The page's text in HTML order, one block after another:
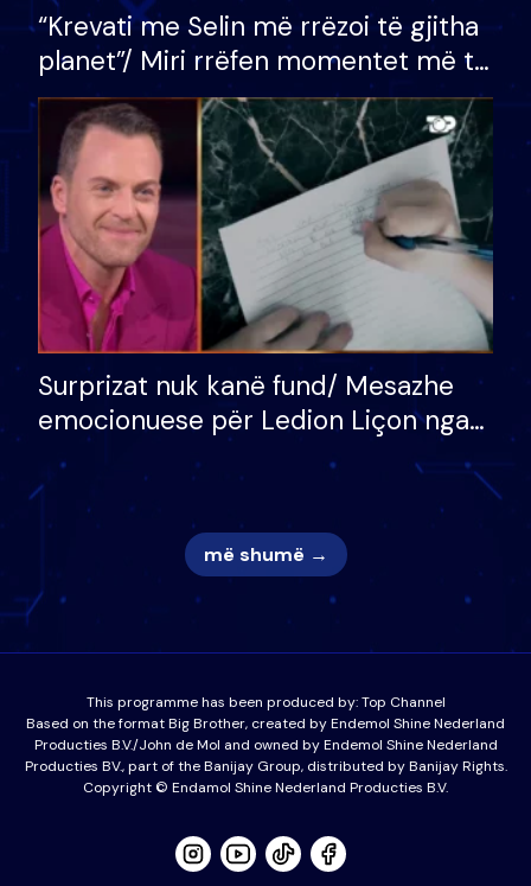
“Krevati me Selin më rrëzoi të gjitha
planet”/ Miri rrëfen momentet më të
bukura në shtëpinë e BB VIP: Do më
mungojë zilja e mëngjesit kur…
Surprizat nuk kanë fund/ Mesazhe
emocionuese për Ledion Liçon nga
nëna dhe fëmijët e tij, moderatori
nuk i mban dot lotët: Nuk meritoj…
më shumë →
This programme has been produced by:Top Channel
Based on the format Big Brother, created by Endemol Shine Nederland
Producties B.V./John de Mol and owned by Endemol Shine Nederland
Producties BV., part of the Banijay Group, distributed by Banijay Rights.
Copyright © Endamol Shine Nederland Producties B.V.